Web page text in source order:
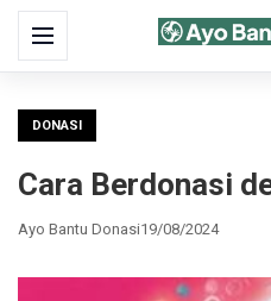
Menu
DONASI
Cara Berdonasi
Ayo Bantu Donasi19/08/2024